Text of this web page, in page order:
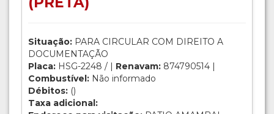
Situação: PARA CIRCULAR COM DIREITO A
DOCUMENTAÇÃO
Placa: HSG-2248 / | Renavam: 874790514 |
Combustível: Não informado
Débitos: ()
Taxa adicional: